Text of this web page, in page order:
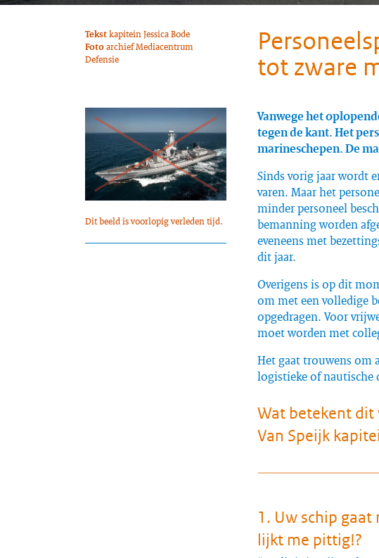
Tekstkapitein Jessica Bode
Fotoarchief Mediacentrum
Defensie
tot zware
Dit beeld is voorlopig verleden tijd.
Vanwege het
tegen de kant. Het
marineschepen. De
Sinds vorig jaar wordt
varen. Maar het
minder personeel
bemanning worden
eveneens met
dit jaar.
Overigens is op dit
om met een volledige
opgedragen. Voor
moet worden met
Het gaat trouwens om
logistieke of nautische
Wat betekent dit
Van Speijk
1. Uw schip
lijkt me pittig!?